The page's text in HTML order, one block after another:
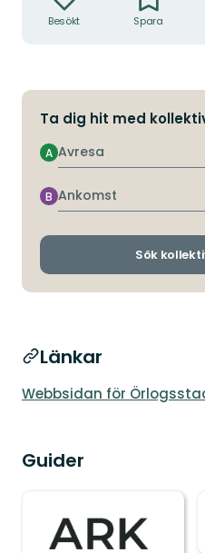
Besökt Spara
Ta dig hit med
Avresa
A
Ankomst
B
Sök
Länkar
Webbsidan för
Guider